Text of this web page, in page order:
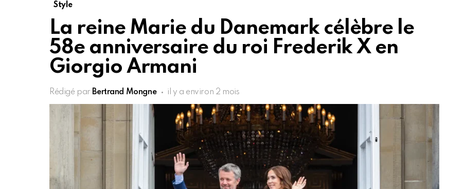
Style
La reine Marie du Danemark célèbre le
58e anniversaire du roi Frederik X en
Giorgio Armani
Rédigé par Bertrand Mongne il y a environ 2 mois